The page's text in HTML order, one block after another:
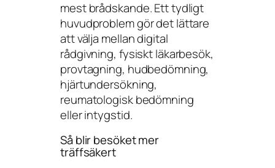
mest brådskande. Ett tydligt
huvudproblem gör det lättare
att välja mellan digital
rådgivning, fysiskt läkarbesök,
provtagning, hudbedömning,
hjärtundersökning,
reumatologisk bedömning
eller intygstid.
Så blir besöket mer
träffsäkert